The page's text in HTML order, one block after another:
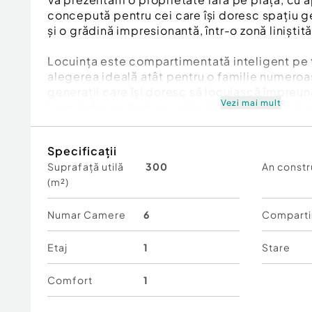
concepută pentru cei care își doresc spațiu
și o grădină impresionantă, într-o zonă
Locuința este compartimentată inteligent pe
alegerea ideală atât pentru o familie
timp independența și intimitatea. Este locul
Demisolul găzduiește un apartament
din hol, living, dormitor, dressing, baie și
și electrice au fost complet renovate,
locuințe separate și autonome.
Parterul impresionează prin funcționalitate și
generos, bucătărie, living spațios, baie,
superbă extensie din sticlă care transformă
Vezi mai mult
Specificații
Suprafață utilă
(m²)
300 An
Numar Camere 6
Etaj 1 Stare
Comfort 1